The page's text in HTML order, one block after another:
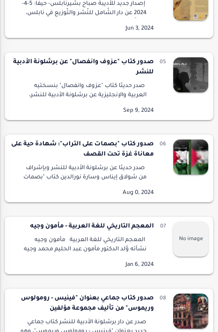
إصدار جديد للأديبة صباح بشيرنابلس- حيفا: 5-4-
2024 عن دار الشّامل للنّشر والتّوزيع في نابلس،
"شذرات نقديّة" للأديبة الفلسطينيّة صباح…
صدور كتاب "عزوف وانفصال" عن برشلونة الأدبية
للنشر
صدر حديثًا كتاب "عزوف وانفصال" بنسختيه
العربية والإنجليزية عن برشلونة الأدبية للنشر،
عبيدات. يأتي هذا العمل الأدبي ليضيء على إحدى ا…
صدور كتاب "بصمات على التراب": شهادة حية على
معاناة غزة تحت القصف
صدر حديثًا عن برشلونة الأدبية للنشر وبإشراف
من شولاق إيناس وسارة نورالدين كتاب "بصمات
في غزة تحت القصف الإسرائيلي. الكتاب، ال…
المعجم التاريخي للغة العربية - مأمون وجيه
المعجم التاريخي للغة العربية مأمون وجيه
نشأته وُلد الدكتور مأمون عبد الحليم محمد وجيه
ونشأ في قرية تابعة لمركز طنطا …
صدور كتاب جماعي بعنوان "فينيس - رومولوس
وريموس" من تأليف مجموعة مؤلفين
صدر عن دار برشلونة الأدبية للنشر كتاب جماعي